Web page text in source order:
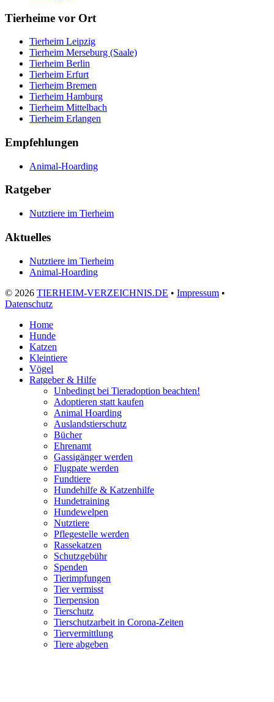
Tierheime vor Ort
Tierheim Leipzig
Tierheim Merseburg (Saale)
Tierheim Berlin
Tierheim Erfurt
Tierheim Bremen
Tierheim Hamburg
Tierheim Mittelbach
Tierheim Erlangen
Empfehlungen
Animal-Hoarding
Ratgeber
Nutztiere im Tierheim
Aktuelles
Nutztiere im Tierheim
Animal-Hoarding
© 2026 TIERHEIM-VERZEICHNIS.DE • Impressum •
Datenschutz
Home
Hunde
Katzen
Kleintiere
Vögel
Ratgeber & Hilfe
Unbedingt bei Tieradoption beachten!
Adoptieren statt kaufen
Animal Hoarding
Auslandstierschutz
Bücher
Ehrenamt
Gassigänger werden
Flugpate werden
Fundtiere
Hundehilfe & Katzenhilfe
Hundetraining
Hundewelpen
Nutztiere
Pflegestelle werden
Rassekatzen
Schutzgebühr
Spenden
Tierimpfungen
Tier vermisst
Tierpension
Tierschutz
Tierschutzarbeit in Corona-Zeiten
Tiervermittlung
Tiere abgeben